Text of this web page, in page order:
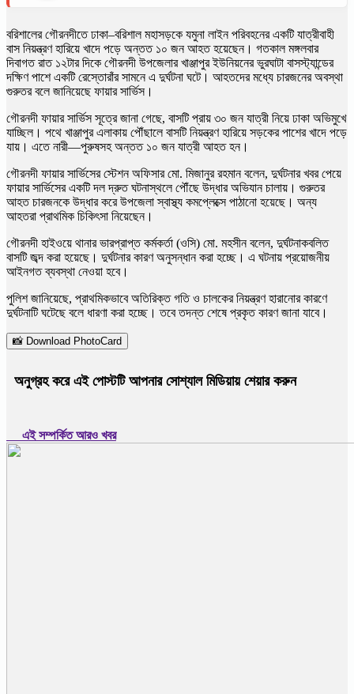
বরিশালের গৌরনদীতে ঢাকা–বরিশাল মহাসড়কে যমুনা লাইন পরিবহনের একটি যাত্রীবাহী
বাস নিয়ন্ত্রণ হারিয়ে খাদে পড়ে অন্তত ১০ জন আহত হয়েছেন। গতকাল মঙ্গলবার
দিবাগত রাত ১২টার দিকে গৌরনদী উপজেলার খাঞ্জাপুর ইউনিয়নের ভুরঘাটা বাসস্ট্যান্ডের
দক্ষিণ পাশে একটি রেস্তোরাঁর সামনে এ দুর্ঘটনা ঘটে। আহতদের মধ্যে চারজনের অবস্থা
গুরুতর বলে জানিয়েছে ফায়ার সার্ভিস।
গৌরনদী ফায়ার সার্ভিস সূত্রে জানা গেছে, বাসটি প্রায় ৩০ জন যাত্রী নিয়ে ঢাকা অভিমুখে
যাচ্ছিল। পথে খাঞ্জাপুর এলাকায় পৌঁছালে বাসটি নিয়ন্ত্রণ হারিয়ে সড়কের পাশের খাদে পড়ে
যায়। এতে নারী—পুরুষসহ অন্তত ১০ জন যাত্রী আহত হন।
গৌরনদী ফায়ার সার্ভিসের স্টেশন অফিসার মো. মিজানুর রহমান বলেন, দুর্ঘটনার খবর পেয়ে
ফায়ার সার্ভিসের একটি দল দ্রুত ঘটনাস্থলে পৌঁছে উদ্ধার অভিযান চালায়। গুরুতর
আহত চারজনকে উদ্ধার করে উপজেলা স্বাস্থ্য কমপ্লেক্সে পাঠানো হয়েছে। অন্য
আহতরা প্রাথমিক চিকিৎসা নিয়েছেন।
গৌরনদী হাইওয়ে থানার ভারপ্রাপ্ত কর্মকর্তা (ওসি) মো. মহসীন বলেন, দুর্ঘটনাকবলিত
বাসটি জব্দ করা হয়েছে। দুর্ঘটনার কারণ অনুসন্ধান করা হচ্ছে। এ ঘটনায় প্রয়োজনীয়
আইনগত ব্যবস্থা নেওয়া হবে।
পুলিশ জানিয়েছে, প্রাথমিকভাবে অতিরিক্ত গতি ও চালকের নিয়ন্ত্রণ হারানোর কারণে
দুর্ঘটনাটি ঘটেছে বলে ধারণা করা হচ্ছে। তবে তদন্ত শেষে প্রকৃত কারণ জানা যাবে।
📸 Download PhotoCard
অনুগ্রহ করে এই পোস্টটি আপনার সোশ্যাল মিডিয়ায় শেয়ার করুন
এই সম্পর্কিত আরও খবর